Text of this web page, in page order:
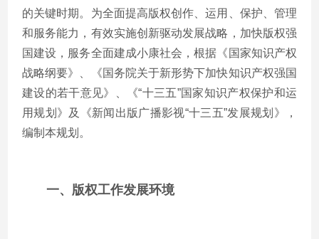
的关键时期。为全面提高版权创作、运用、保护、管理
和服务能力，有效实施创新驱动发展战略，加快版权强
国建设，服务全面建成小康社会，根据《国家知识产权
战略纲要》、《国务院关于新形势下加快知识产权强国
建设的若干意见》、《“十三五”国家知识产权保护和运
用规划》及《新闻出版广播影视“十三五”发展规划》，
编制本规划。
一、版权工作发展环境